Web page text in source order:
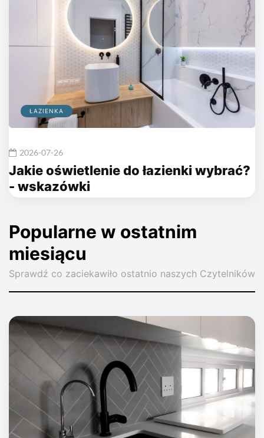
ŁAZIENKA
2026-07-26
Jakie oświetlenie do łazienki wybrać?
- wskazówki
Popularne w ostatnim
miesiącu
Sprawdź co zaciekawiło ostatnio naszych Czytelników